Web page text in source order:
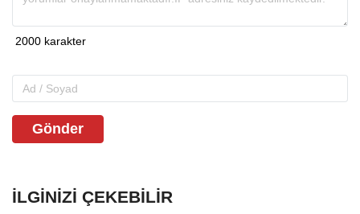
Gönder
İLGINIZI ÇEKEBILIR